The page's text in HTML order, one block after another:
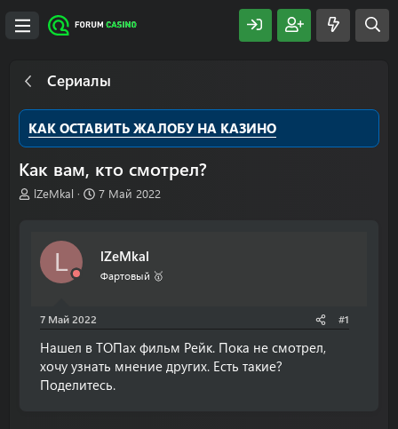
Сериалы
КАК ОСТАВИТЬ ЖАЛОБУ НА КАЗИНО
Как вам, кто смотрел?
А
ы
lZeMkal
Д
н
а
7 Май 2022
L lZeMkal
Фартовый 🥇
7 Май 2022 #1
Нашел в ТОПах фильм Рейк. Пока не смотрел,
хочу узнать мнение других. Есть такие?
Поделитесь.